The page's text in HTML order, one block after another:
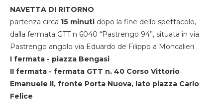
NAVETTA DI RITORNO
partenza circa 15 minuti dopo la fine dello spettacolo,
dalla fermata GTT n 6040 “Pastrengo 94”, situata in via
Pastrengo angolo via Eduardo de Filippo a Moncalieri
I fermata - piazza Bengasi
II fermata - fermata GTT n. 40 Corso Vittorio
Emanuele II, fronte Porta Nuova, lato piazza Carlo
Felice